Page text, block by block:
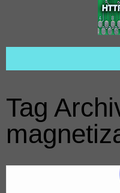
Privacidad
Acerca de
Tag